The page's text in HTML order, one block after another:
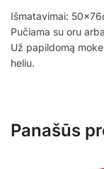
Išmatavimai:
Pučiama su oru
Už papildomą
heliu.
Panašūs